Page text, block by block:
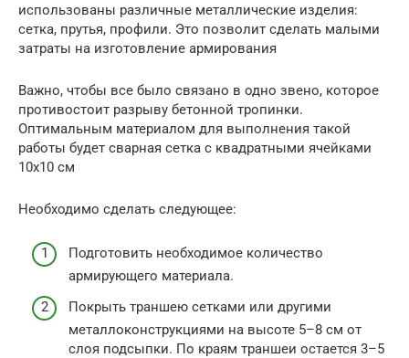
использованы различные металлические изделия:
сетка, прутья, профили. Это позволит сделать малыми
затраты на изготовление армирования
Важно, чтобы все было связано в одно звено, которое
противостоит разрыву бетонной тропинки.
Оптимальным материалом для выполнения такой
работы будет сварная сетка с квадратными ячейками
10х10 см
Необходимо сделать следующее:
Подготовить необходимое количество
армирующего материала.
Покрыть траншею сетками или другими
металлоконструкциями на высоте 5–8 см от
слоя подсыпки. По краям траншеи остается 3–5